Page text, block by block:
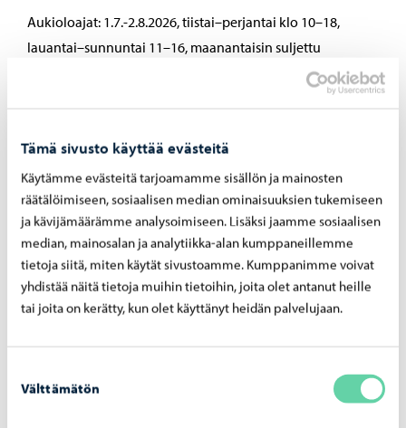
Tämä sivusto käyttää evästeitä
Käytämme evästeitä tarjoamamme sisällön ja mainosten
räätälöimiseen, sosiaalisen median ominaisuuksien tukemiseen
ja kävijämäärämme analysoimiseen. Lisäksi jaamme sosiaalisen
median, mainosalan ja analytiikka-alan kumppaneillemme
tietoja siitä, miten käytät sivustoamme. Kumppanimme voivat
yhdistää näitä tietoja muihin tietoihin, joita olet antanut heille
tai joita on kerätty, kun olet käyttänyt heidän palvelujaan.
valinta
Välttämätön
Aukioloajat: 1.7.-2.8.2026, tiistai–perjantai klo 10–18,
lauantai–sunnuntai 11–16, maanantaisin suljettu
Jaa FacebookJaa LinkedIn
Aiheeseen liittyvät uutiset
Kaupunki tiedottaa -07.08.2026
Kump­pa­nuus­ha­ku auki jo elo­kuus­sa – uu­te­